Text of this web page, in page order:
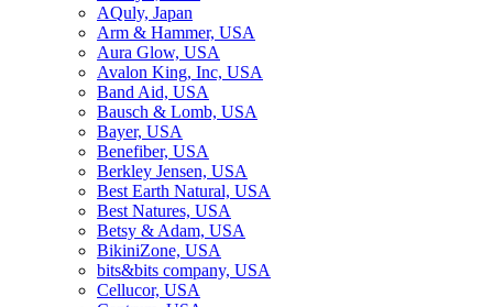
AQuly, Japan
Arm & Hammer, USA
Aura Glow, USA
Avalon King, Inc, USA
Band Aid, USA
Bausch & Lomb, USA
Bayer, USA
Benefiber, USA
Berkley Jensen, USA
Best Earth Natural, USA
Best Natures, USA
Betsy & Adam, USA
BikiniZone, USA
bits&bits company, USA
Cellucor, USA